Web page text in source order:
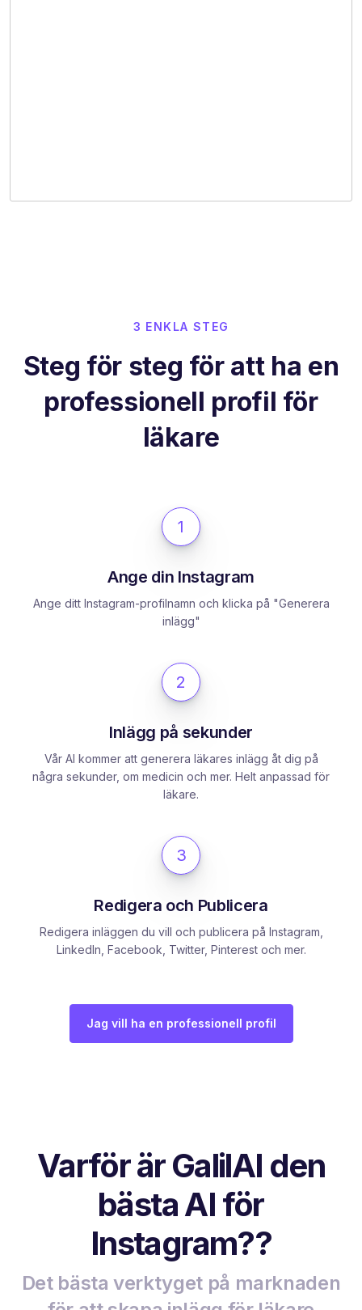
3 ENKLA STEG
Steg för steg för att ha en
professionell profil för
läkare
1
Ange din Instagram
Ange ditt Instagram-profilnamn och klicka på "Generera
inlägg"
2
Inlägg på sekunder
Vår AI kommer att generera läkares inlägg åt dig på
några sekunder, om medicin och mer. Helt anpassad för
läkare.
3
Redigera och Publicera
Redigera inläggen du vill och publicera på Instagram,
LinkedIn, Facebook, Twitter, Pinterest och mer.
Jag vill ha en professionell profil
Varför är GalilAI den
bästa AI för
Instagram??
Det bästa verktyget på marknaden